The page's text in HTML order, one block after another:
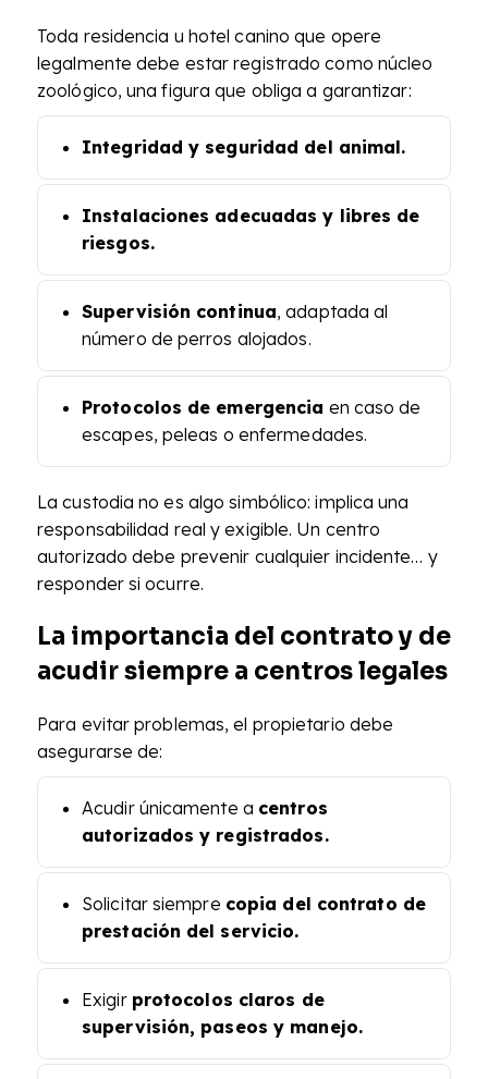
Toda residencia u hotel canino que opere
legalmente debe estar registrado como núcleo
zoológico, una figura que obliga a garantizar:
Integridad y seguridad del animal.
Instalaciones adecuadas y libres de
riesgos.
Supervisión continua, adaptada al
número de perros alojados.
Protocolos de emergencia en caso de
escapes, peleas o enfermedades.
La custodia no es algo simbólico: implica una
responsabilidad real y exigible. Un centro
autorizado debe prevenir cualquier incidente… y
responder si ocurre.
La importancia del contrato y de
acudir siempre a centros legales
Para evitar problemas, el propietario debe
asegurarse de:
Acudir únicamente a centros
autorizados y registrados.
Solicitar siempre copia del contrato de
prestación del servicio.
Exigir protocolos claros de
supervisión, paseos y manejo.